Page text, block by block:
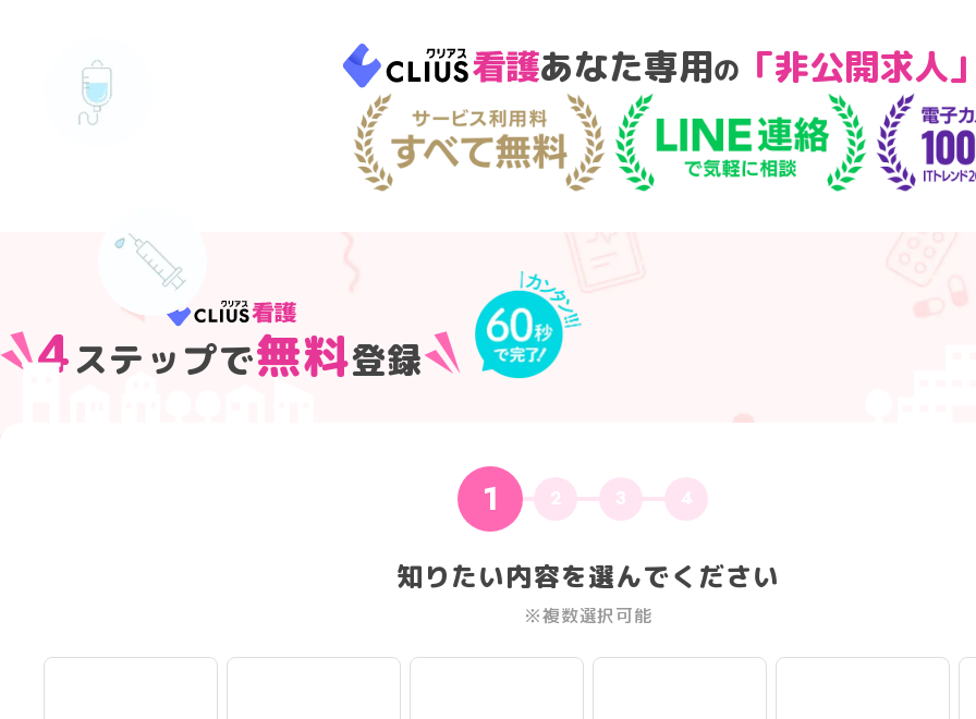
あなた専用の 「非公開求人
4ステップで無料登録
1 2 3 4
知りたい内容を選んでください
※複数選択可能